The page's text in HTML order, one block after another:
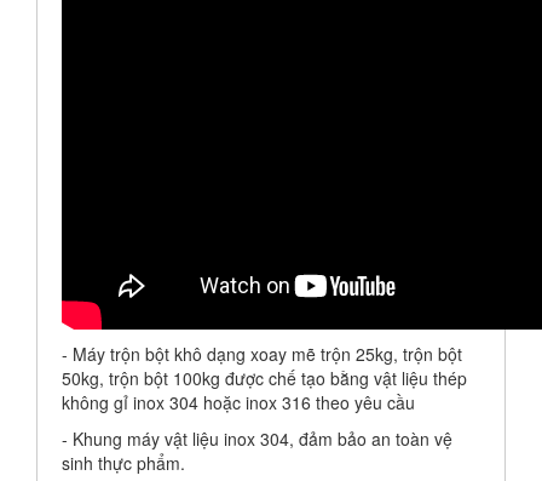
- Máy trộn bột khô dạng xoay mẽ trộn 25kg, trộn bột
50kg, trộn bột 100kg được chế tạo bằng vật liệu thép
không gỉ inox 304 hoặc inox 316 theo yêu cầu
- Khung máy vật liệu inox 304, đảm bảo an toàn vệ
sinh thực phẩm.